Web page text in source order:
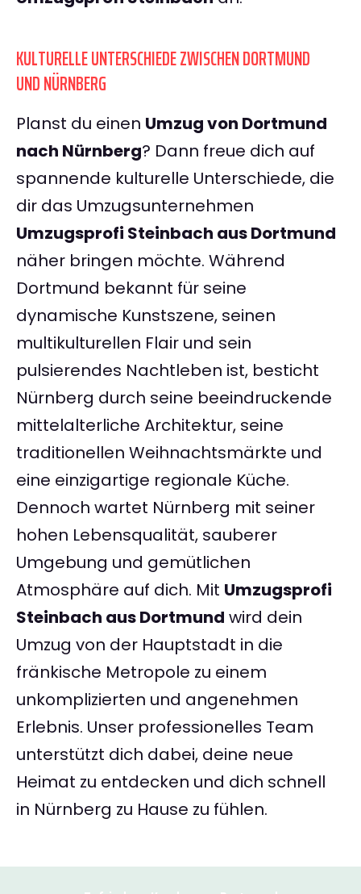
KULTURELLE UNTERSCHIEDE ZWISCHEN DORTMUND
UND NÜRNBERG
Planst du einen Umzug von Dortmund
nach Nürnberg? Dann freue dich auf
spannende kulturelle Unterschiede, die
dir das Umzugsunternehmen
Umzugsprofi Steinbach aus Dortmund
näher bringen möchte. Während
Dortmund bekannt für seine
dynamische Kunstszene, seinen
multikulturellen Flair und sein
pulsierendes Nachtleben ist, besticht
Nürnberg durch seine beeindruckende
mittelalterliche Architektur, seine
traditionellen Weihnachtsmärkte und
eine einzigartige regionale Küche.
Dennoch wartet Nürnberg mit seiner
hohen Lebensqualität, sauberer
Umgebung und gemütlichen
Atmosphäre auf dich. Mit Umzugsprofi
Steinbach aus Dortmund wird dein
Umzug von der Hauptstadt in die
fränkische Metropole zu einem
unkomplizierten und angenehmen
Erlebnis. Unser professionelles Team
unterstützt dich dabei, deine neue
Heimat zu entdecken und dich schnell
in Nürnberg zu Hause zu fühlen.